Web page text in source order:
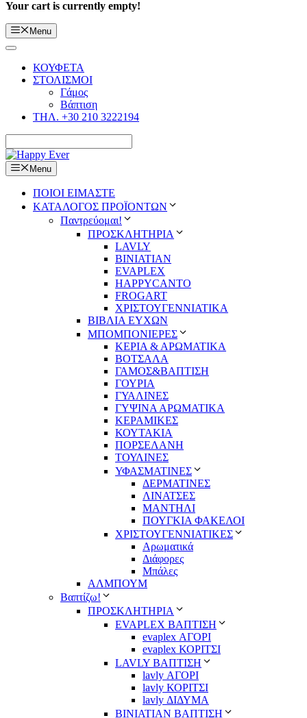
Your cart is currently empty!
Menu
ΚΟΥΦΕΤΑ
ΣΤΟΛΙΣΜΟΙ
Γάμος
Βάπτιση
ΤΗΛ. +30 210 3222194
Menu
ΠΟΙΟΙ ΕΙΜΑΣΤΕ
ΚΑΤΑΛΟΓΟΣ ΠΡΟΪΟΝΤΩΝ
Παντρεύομαι!
ΠΡΟΣΚΛΗΤΗΡΙΑ
LAVLY
BINIATIAN
EVAPLEX
HAPPYCANTO
FROGART
ΧΡΙΣΤΟΥΓΕΝΝΙΑΤΙΚΑ
ΒΙΒΛΙΑ ΕΥΧΩΝ
ΜΠΟΜΠΟΝΙΕΡΕΣ
ΚΕΡΙΑ & ΑΡΩΜΑΤΙΚΑ
ΒΟΤΣΑΛΑ
ΓΑΜΟΣ&ΒΑΠΤΙΣΗ
ΓΟΥΡΙΑ
ΓΥΑΛΙΝΕΣ
ΓΥΨΙΝΑ ΑΡΩΜΑΤΙΚΑ
ΚΕΡΑΜΙΚΕΣ
ΚΟΥΤΑΚΙΑ
ΠΟΡΣΕΛΑΝΗ
ΤΟΥΛΙΝΕΣ
ΥΦΑΣΜΑΤΙΝΕΣ
ΔΕΡΜΑΤΙΝΕΣ
ΛΙΝΑΤΣΕΣ
ΜΑΝΤΗΛΙ
ΠΟΥΓΚΙΑ ΦΑΚΕΛΟΙ
ΧΡΙΣΤΟΥΓΕΝΝΙΑΤΙΚΕΣ
Αρωματικά
Διάφορες
Μπάλες
ΑΛΜΠΟΥΜ
Βαπτίζω!
ΠΡΟΣΚΛΗΤΗΡΙΑ
EVAPLEX ΒΑΠΤΙΣΗ
evaplex ΑΓΟΡΙ
evaplex ΚΟΡΙΤΣΙ
LAVLY ΒΑΠΤΙΣΗ
lavly ΑΓΟΡΙ
lavly ΚΟΡΙΤΣΙ
lavly ΔΙΔΥΜΑ
ΒΙΝΙΑΤΙΑΝ ΒΑΠΤΙΣΗ